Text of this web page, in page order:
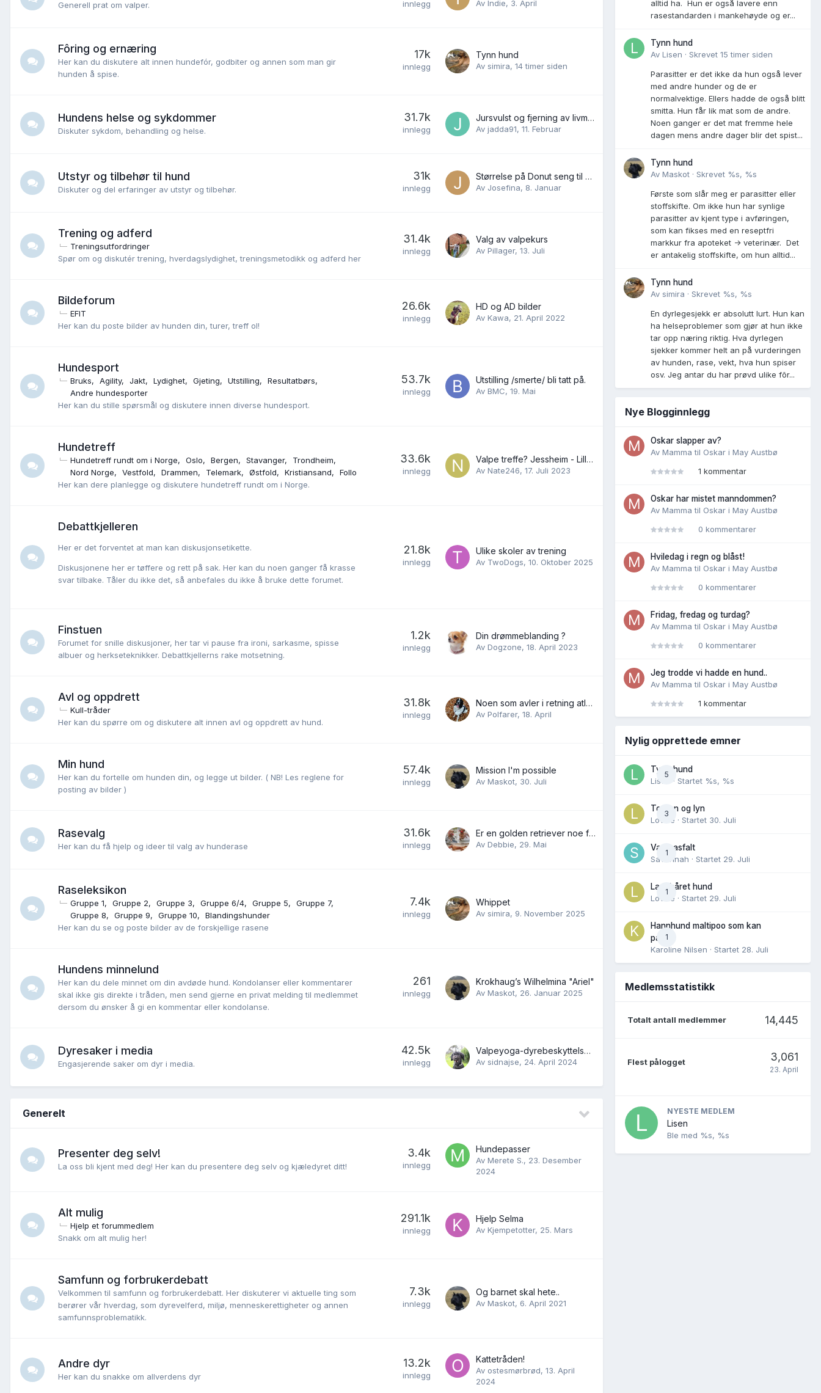
Generell prat om valper. innlegg Av Indie, 3. April
Fôring og ernæring
Her kan du diskutere alt innen hundefór, godbiter og annen som man gir
hunden å spise.
17k
innlegg
Tynn hund
Av simira, 14 timer siden
Hundens helse og sykdommer
Diskuter sykdom, behandling og helse.
31.7k
innlegg
Jursvulst og fjerning av livmor.
Av jadda91, 11. Februar
Utstyr og tilbehør til hund
Diskuter og del erfaringer av utstyr og tilbehør.
31k
innlegg
Størrelse på Donut seng til hund
Av Josefina, 8. Januar
Trening og adferd
Treningsutfordringer
Spør om og diskutér trening, hverdagslydighet, treningsmetodikk og adferd her
31.4k
innlegg
Valg av valpekurs
Av Pillager, 13. Juli
Bildeforum
EFIT
Her kan du poste bilder av hunden din, turer, treff ol!
26.6k
innlegg
HD og AD bilder
Av Kawa, 21. April 2022
Hundesport
Bruks Agility Jakt Lydighet Gjeting Utstilling
Resultatbørs
Andre hundesporter
Her kan du stille spørsmål og diskutere innen diverse hundesport.
53.7k
innlegg
Utstilling /smerte/ bli tatt på.
Av BMC, 19. Mai
Hundetreff
Hundetreff rundt om i Norge Oslo Bergen Stavanger
Trondheim
Nord Norge
Vestfold Drammen Telemark Østfold Kristiansand
Follo
Her kan dere planlegge og diskutere hundetreff rundt om i Norge.
33.6k
innlegg
Valpe treffe? Jessheim - Lillestrøm
Av Nate246, 17. Juli 2023
Debattkjelleren
Her er det forventet at man kan diskusjonsetikette.
Diskusjonene her er tøffere og rett på sak. Her kan du noen ganger få krasse
svar tilbake. Tåler du ikke det, så anbefales du ikke å bruke dette forumet.
21.8k
innlegg
Ulike skoler av trening
Av TwoDogs, 10. Oktober 2025
Finstuen
Forumet for snille diskusjoner, her tar vi pause fra ironi, sarkasme, spisse
albuer og herkseteknikker. Debattkjellerns rake motsetning.
1.2k
innlegg
Din drømmeblanding ?
Av Dogzone, 18. April 2023
Avl og oppdrett
Kull-tråder
Her kan du spørre om og diskutere alt innen avl og oppdrett av hund.
31.8k
innlegg
Noen som avler i retning atletisk bruksschäfer med «mykere» egenskaper
Av Polfarer, 18. April
Min hund
Her kan du fortelle om hunden din, og legge ut bilder. ( NB! Les reglene for
posting av bilder )
57.4k
innlegg
Mission I'm possible
Av Maskot, 30. Juli
Rasevalg
Her kan du få hjelp og ideer til valg av hunderase
31.6k
innlegg
Er en golden retriever noe for oss?
Av Debbie, 29. Mai
Raseleksikon
Gruppe 1 Gruppe 2 Gruppe 3 Gruppe 6/4 Gruppe 5
Gruppe 7
Gruppe 8
Gruppe 9 Gruppe 10
Blandingshunder
Her kan du se og poste bilder av de forskjellige rasene
7.4k
innlegg
Whippet
Av simira, 9. November 2025
Hundens minnelund
Her kan du dele minnet om din avdøde hund. Kondolanser eller kommentarer
skal ikke gis direkte i tråden, men send gjerne en privat melding til medlemmet
dersom du ønsker å gi en kommentar eller kondolanse.
261
innlegg
Krokhaug’s Wilhelmina "Ariel"
Av Maskot, 26. Januar 2025
Dyresaker i media
Engasjerende saker om dyr i media.
42.5k
innlegg
Valpeyoga-dyrebeskyttelsen vil ha forbud
Av sidnajse, 24. April 2024
Generelt
Presenter deg selv!
La oss bli kjent med deg! Her kan du presentere deg selv og kjæledyret ditt!
3.4k
innlegg
Hundepasser
Av Merete S., 23. Desember
2024
Alt mulig
Hjelp et forummedlem
Snakk om alt mulig her!
291.1k
innlegg
Hjelp Selma
Av Kjempetotter, 25. Mars
Samfunn og forbrukerdebatt
Velkommen til samfunn og forbrukerdebatt. Her diskuterer vi aktuelle ting som
berører vår hverdag, som dyrevelferd, miljø, menneskerettigheter og annen
samfunnsproblematikk.
7.3k
innlegg
Og barnet skal hete..
Av Maskot, 6. April 2021
Andre dyr
Her kan du snakke om allverdens dyr
13.2k
innlegg
Kattetråden!
Av ostesmørbrød, 13. April
2024
alltid ha. Hun er også lavere enn
rasestandarden i mankehøyde og er...
Tynn hund
Av Lisen · Skrevet 15 timer siden
Parasitter er det ikke da hun også lever
med andre hunder og de er
normalvektige. Ellers hadde de også blitt
smitta. Hun får lik mat som de andre.
Noen ganger er det mat fremme hele
dagen mens andre dager blir det spist...
Tynn hund
Av Maskot · Skrevet %s, %s
Første som slår meg er parasitter eller
stoffskifte. Om ikke hun har synlige
parasitter av kjent type i avføringen,
som kan fikses med en reseptfri
markkur fra apoteket -> veterinær. Det
er antakelig stoffskifte, om hun alltid...
Tynn hund
Av simira · Skrevet %s, %s
En dyrlegesjekk er absolutt lurt. Hun kan
ha helseproblemer som gjør at hun ikke
tar opp næring riktig. Hva dyrlegen
sjekker kommer helt an på vurderingen
av hunden, rase, vekt, hva hun spiser
osv. Jeg antar du har prøvd ulike fõr...
Nye Blogginnlegg
Oskar slapper av?
Av Mamma til Oskar i May Austbø
1 kommentar
Oskar har mistet manndommen?
Av Mamma til Oskar i May Austbø
0 kommentarer
Hviledag i regn og blåst!
Av Mamma til Oskar i May Austbø
0 kommentarer
Fridag, fredag og turdag?
Av Mamma til Oskar i May Austbø
0 kommentarer
Jeg trodde vi hadde en hund..
Av Mamma til Oskar i May Austbø
1 kommentar
Nylig opprettede emner
5
Tynn hund
Lisen
· Startet %s, %s
3
Torden og lyn
Lovise · Startet 30. Juli
1
Varm asfalt
Savannah · Startet 29. Juli
1
Langhåret hund
Lovise · Startet 29. Juli
1
Hannhund maltipoo som kan
parres
Karoline Nilsen · Startet 28. Juli
Medlemsstatistikk
Totalt antall medlemmer 14,445
Flest pålogget 3,061
23. April
NYESTE MEDLEM
Lisen
Ble med %s, %s